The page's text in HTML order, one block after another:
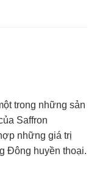
trong những sản
Saffron
những giá trị
Đông huyền thoại.